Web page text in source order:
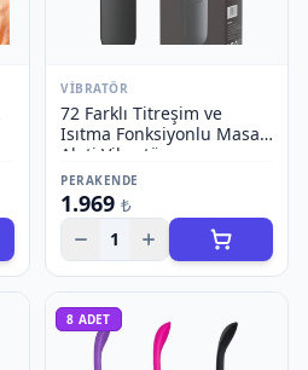
VIBRATÖR
72 Farklı Titreşim ve
Isıtma Fonksiyonlu Masaj
Aleti Vibratör
PERAKENDE
1.969 ₺
1
8 ADET